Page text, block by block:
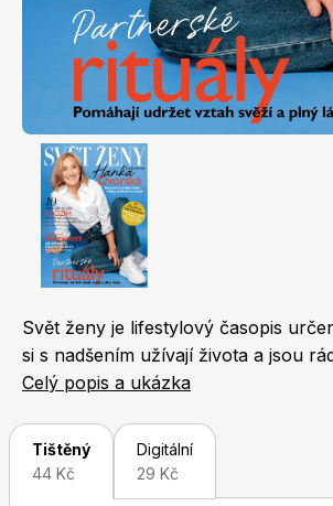
Svět ženy
Naše krásná zahrada
Chip
Svět ženy je lifestylový časopis
si s nadšením užívají života a jsou
sebou. Jeho koncept je unikátní.
životního stylu, ale také zajímavosti z
bytového designu, cestování a
měsíc přináší i rozhovor s
Celý popis a ukázka
Tištěný
44 Kč
Digitální
29 Kč